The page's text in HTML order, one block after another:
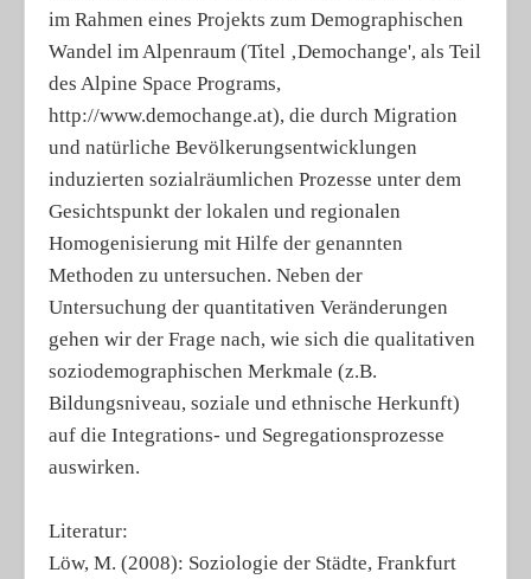
im Rahmen eines Projekts zum Demographischen
Wandel im Alpenraum (Titel ‚Demochange', als Teil
des Alpine Space Programs,
http://www.demochange.at), die durch Migration
und natürliche Bevölkerungsentwicklungen
induzierten sozialräumlichen Prozesse unter dem
Gesichtspunkt der lokalen und regionalen
Homogenisierung mit Hilfe der genannten
Methoden zu untersuchen. Neben der
Untersuchung der quantitativen Veränderungen
gehen wir der Frage nach, wie sich die qualitativen
soziodemographischen Merkmale (z.B.
Bildungsniveau, soziale und ethnische Herkunft)
auf die Integrations- und Segregationsprozesse
auswirken.
Literatur:
Löw, M. (2008): Soziologie der Städte, Frankfurt